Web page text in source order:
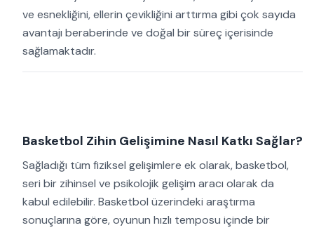
ve esnekliğini, ellerin çevikliğini arttırma gibi çok sayıda
avantajı beraberinde ve doğal bir süreç içerisinde
sağlamaktadır.
Basketbol Zihin Gelişimine Nasıl Katkı Sağlar?
Sağladığı tüm fiziksel gelişimlere ek olarak, basketbol,
seri bir zihinsel ve psikolojik gelişim aracı olarak da
kabul edilebilir. Basketbol üzerindeki araştırma
sonuçlarına göre, oyunun hızlı temposu içinde bir